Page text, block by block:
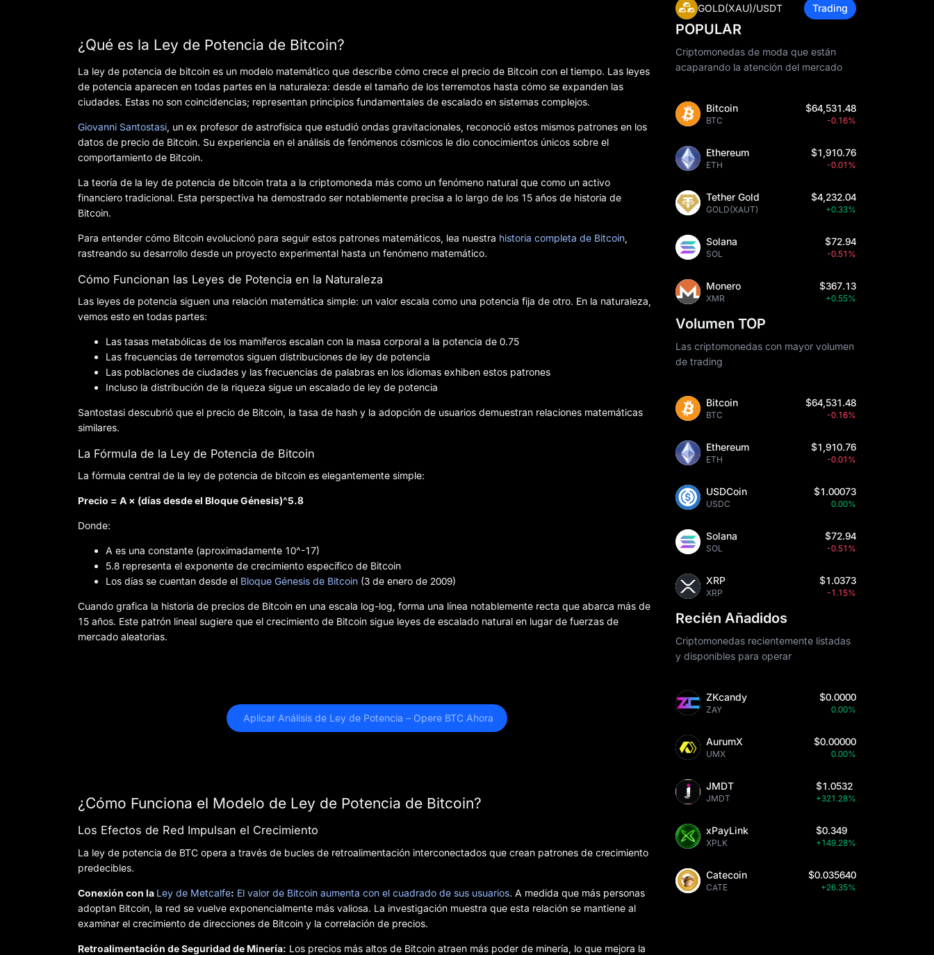
¿Qué es la Ley de Potencia de Bitcoin?
La ley de potencia de bitcoin es un modelo matemático que describe cómo crece el precio de Bitcoin con el tiempo. Las leyes
de potencia aparecen en todas partes en la naturaleza: desde el tamaño de los terremotos hasta cómo se expanden las
ciudades. Estas no son coincidencias; representan principios fundamentales de escalado en sistemas complejos.
Giovanni Santostasi , un ex profesor de astrofísica que estudió ondas gravitacionales, reconoció estos mismos patrones en los
datos de precio de Bitcoin. Su experiencia en el análisis de fenómenos cósmicos le dio conocimientos únicos sobre el
comportamiento de Bitcoin.
La teoría de la ley de potencia de bitcoin trata a la criptomoneda más como un fenómeno natural que como un activo
financiero tradicional. Esta perspectiva ha demostrado ser notablemente precisa a lo largo de los 15 años de historia de
Bitcoin.
Para entender cómo Bitcoin evolucionó para seguir estos patrones matemáticos, lea nuestra historia completa de Bitcoin
rastreando su desarrollo desde un proyecto experimental hasta un fenómeno matemático.
Cómo Funcionan las Leyes de Potencia en la Naturaleza
Las leyes de potencia siguen una relación matemática simple: un valor escala como una potencia fija de otro. En la naturaleza,
vemos esto en todas partes:
Las tasas metabólicas de los mamíferos escalan con la masa corporal a la potencia de 0.75
Las frecuencias de terremotos siguen distribuciones de ley de potencia
Las poblaciones de ciudades y las frecuencias de palabras en los idiomas exhiben estos patrones
Incluso la distribución de la riqueza sigue un escalado de ley de potencia
Santostasi descubrió que el precio de Bitcoin, la tasa de hash y la adopción de usuarios demuestran relaciones matemáticas
similares.
La Fórmula de la Ley de Potencia de Bitcoin
La fórmula central de la ley de potencia de bitcoin es elegantemente simple:
Precio = A × (días desde el Bloque Génesis)^5.8
Donde:
A es una constante (aproximadamente 10^-17)
5.8 representa el exponente de crecimiento específico de Bitcoin
Los días se cuentan desde el Bloque Génesis de Bitcoin (3 de enero de 2009)
Cuando grafica la historia de precios de Bitcoin en una escala log-log, forma una línea notablemente recta que abarca más de
15 años. Este patrón lineal sugiere que el crecimiento de Bitcoin sigue leyes de escalado natural en lugar de fuerzas de
mercado aleatorias.
Aplicar Análisis de Ley de Potencia – Opere BTC Ahora
¿Cómo Funciona el Modelo de Ley de Potencia de Bitcoin?
Los Efectos de Red Impulsan el Crecimiento
La ley de potencia de BTC opera a través de bucles de retroalimentación interconectados que crean patrones de crecimiento
predecibles.
Conexión con la Ley de Metcalfe: El valor de Bitcoin aumenta con el cuadrado de sus usuarios. A medida que más personas
adoptan Bitcoin, la red se vuelve exponencialmente más valiosa. La investigación muestra que esta relación se mantiene al
examinar el crecimiento de direcciones de Bitcoin y la correlación de precios.
Retroalimentación de Seguridad de Minería: Los precios más altos de Bitcoin atraen más poder de minería, lo que mejora la
GOLD(XAU)/USDT
Trading
POPULAR
Criptomonedas de moda que están
acaparando la atención del mercado
Bitcoin
BTC
$64,531.48
-0.16%
Ethereum
ETH
$1,910.76
-0.01%
Tether Gold
GOLD(XAUT)
$4,232.04
+0.33%
Solana
SOL
$72.94
-0.51%
Monero
XMR
$367.13
+0.55%
Volumen TOP
Las criptomonedas con mayor volumen
de trading
Bitcoin
BTC
$64,531.48
-0.16%
Ethereum
ETH
$1,910.76
-0.01%
USDCoin
USDC
$1.00073
0.00%
Solana
SOL
$72.94
-0.51%
XRP
XRP
$1.0373
-1.15%
Recién Añadidos
Criptomonedas recientemente listadas
y disponibles para operar
ZKcandy
ZAY
$0.0000
0.00%
AurumX
UMX
$0.00000
0.00%
JMDT
JMDT
$1.0532
+321.28%
xPayLink
XPLK
$0.349
+149.28%
Catecoin
CATE
$0.035640
+26.35%